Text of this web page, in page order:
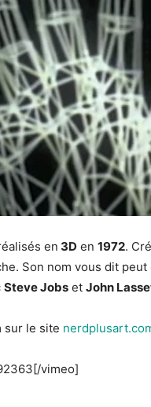
en 3D en 1972.
Son nom vous dit
Steve Jobs et John
sur le site
vimeo]